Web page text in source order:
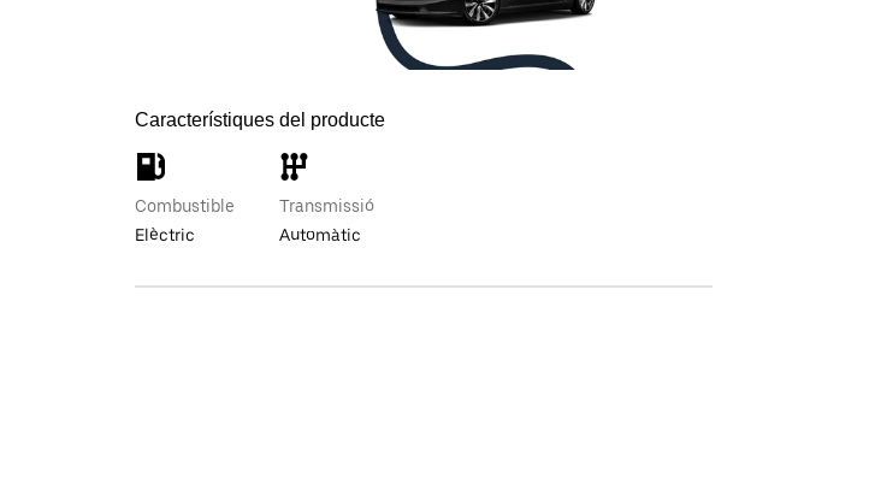
Característiques del producte
Combustible
Elèctric
Transmissió
Automàtic